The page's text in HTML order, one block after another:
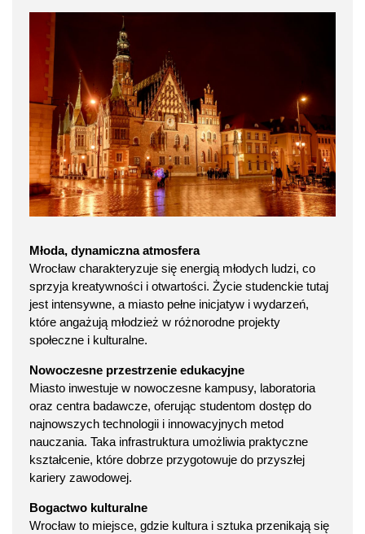
Młoda, dynamiczna atmosfera
Wrocław charakteryzuje się energią młodych ludzi, co
sprzyja kreatywności i otwartości. Życie studenckie tutaj
jest intensywne, a miasto pełne inicjatyw i wydarzeń,
które angażują młodzież w różnorodne projekty
społeczne i kulturalne.
Nowoczesne przestrzenie edukacyjne
Miasto inwestuje w nowoczesne kampusy, laboratoria
oraz centra badawcze, oferując studentom dostęp do
najnowszych technologii i innowacyjnych metod
nauczania. Taka infrastruktura umożliwia praktyczne
kształcenie, które dobrze przygotowuje do przyszłej
kariery zawodowej.
Bogactwo kulturalne
Wrocław to miejsce, gdzie kultura i sztuka przenikają się